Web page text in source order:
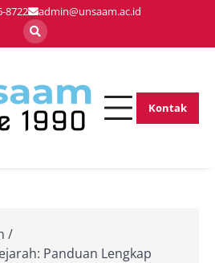
8722 admin@unsaam.ac.id
Membentuk
Kontak
Panduan Lengkap